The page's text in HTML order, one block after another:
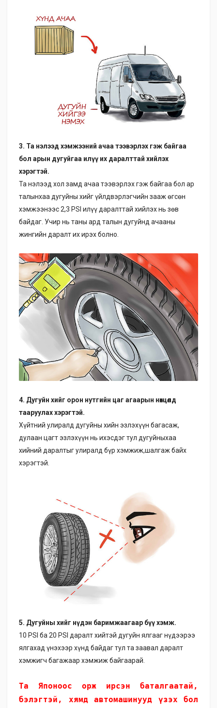
3. Та нэлээд хэмжээний ачаа тээвэрлэх гэж байгаа
бол арын дугуйгаа илүү их даралттай хийлэх
хэрэгтэй.
Та нэлээд хол замд ачаа тээвэрлэх гэж байгаа бол ар
талынхаа дугуйны хийг үйлдвэрлэгчийн зааж өгсөн
хэмжээнээс 2,3 PSI илүү даралттай хийлэх нь зөв
байдаг. Учир нь таны ард талын дугуйнд ачааны
жингийн даралт их ирэх болно.
4. Дугуйн хийг орон нутгийн цаг агаарын нөхцөлд
тааруулах хэрэгтэй.
Хүйтний улиралд дугуйны хийн эзлэхүүн багасаж,
дулаан цагт эзлэхүүн нь ихэсдэг тул дугуйныхаа
хийний даралтыг улиралд бүр хэмжиж,шалгаж байх
хэрэгтэй.
5. Дугуйны хийг нүдэн баримжаагаар бүү хэмж.
10 PSI ба 20 PSI даралт хийтэй дугуйн ялгааг нүдээрээ
ялгахад үнэхээр хүнд байдаг тул та заавал даралт
хэмжигч багажаар хэмжиж байгаарай.
Та Японоос орж ирсэн баталгаатай,
бэлэгтэй, хямд автомашинууд үзэх бол